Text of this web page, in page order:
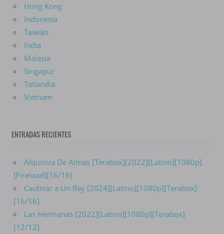
Hong Kong
Indonesia
Taiwán
India
Malasia
Singapur
Tailandia
Vietnam
ENTRADAS RECIENTES
Alquimia De Almas [Terabox][2022][Latino][1080p]
[Fireload][16/16]
Cautivar a Un Rey [2024][Latino][1080p][Terabox]
[16/16]
Las Hermanas [2022][Latino][1080p][Terabox]
[12/12]